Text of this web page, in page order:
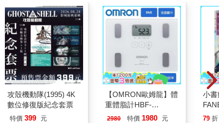
攻殼機動隊(1995) 4K
數位修復版紀念套票
特價 399 元
【OMRON歐姆龍】體
重體脂計HBF-
212W+送原價2980元
2980 特價 1980 元
小
成
79 折